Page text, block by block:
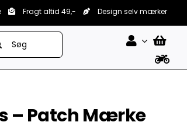
Fragt altid 49,- Design selv mærker
– Patch Mærke